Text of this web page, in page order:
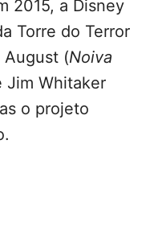
2015, a Disney
Torre do Terror
(Noiva
Jim Whitaker
o projeto